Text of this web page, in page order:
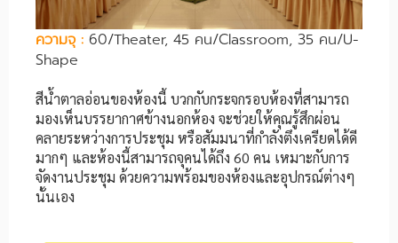
ความจุ : 60/Theater, 45 คน/Classroom, 35 คน/U-
Shape
สีน้ำตาลอ่อนของห้องนี้ บวกกับกระจกรอบห้องที่สามารถ
มองเห็นบรรยากาศข้างนอกห้อง จะช่วยให้คุณรู้สึกผ่อน
คลายระหว่างการประชุม หรือสัมมนาที่กำลังตึงเครียดได้ดี
มากๆ และห้องนี้สามารถจุคนได้ถึง 60 คน เหมาะกับการ
จัดงานประชุม ด้วยความพร้อมของห้องและอุปกรณ์ต่างๆ
นั้นเอง